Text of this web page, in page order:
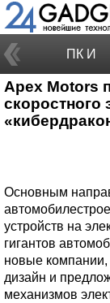
ПК И
Apex Motors
скоростного
Основным
устройств на
гигантов
новые компании,
дизайн и
механизмов